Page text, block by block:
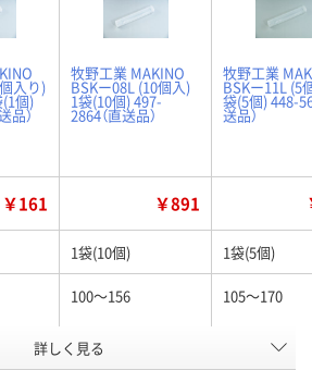
入り)
個)
品）
牧野工業 MAKINO
BSKー08L (10個入)
1袋(10個) 497-
2864（直送品）
牧野工業
BSKー11L (5
袋(5個) 448-
送品）
￥161 ￥891
1袋(10個) 1袋(5個)
100～156 105～170
N261156 K960603
詳しく見る